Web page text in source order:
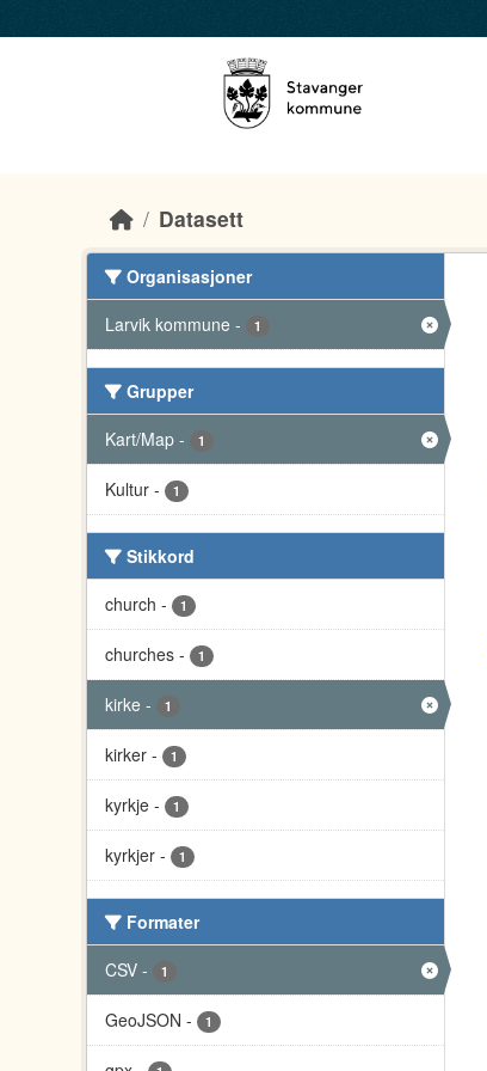
Datasett
Organisasjoner
Larvik kommune - 1
Grupper
Kart/Map - 1
Kultur - 1
Stikkord
church - 1
churches - 1
kirke - 1
kirker - 1
kyrkje - 1
kyrkjer - 1
Formater
CSV - 1
GeoJSON - 1